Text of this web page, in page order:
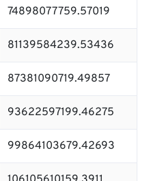
74898077759.57019
81139584239.53436
87381090719.49857
93622597199.46275
99864103679.42693